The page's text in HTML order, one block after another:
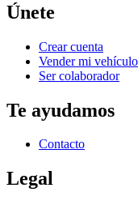
Únete
Crear cuenta
Vender mi vehículo
Ser colaborador
Te ayudamos
Contacto
Legal